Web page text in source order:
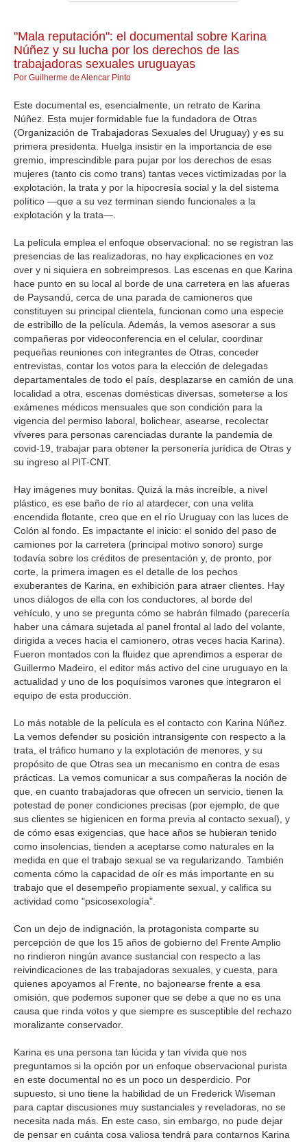
"Mala reputación": el documental sobre Karina
Núñez y su lucha por los derechos de las
trabajadoras sexuales uruguayas
Por Guilherme de Alencar Pinto
Este documental es, esencialmente, un retrato de Karina
Núñez. Esta mujer formidable fue la fundadora de Otras
(Organización de Trabajadoras Sexuales del Uruguay) y es su
primera presidenta. Huelga insistir en la importancia de ese
gremio, imprescindible para pujar por los derechos de esas
mujeres (tanto cis como trans) tantas veces victimizadas por la
explotación, la trata y por la hipocresía social y la del sistema
político —que a su vez terminan siendo funcionales a la
explotación y la trata—.
La película emplea el enfoque observacional: no se registran las
presencias de las realizadoras, no hay explicaciones en voz
over y ni siquiera en sobreimpresos. Las escenas en que Karina
hace punto en su local al borde de una carretera en las afueras
de Paysandú, cerca de una parada de camioneros que
constituyen su principal clientela, funcionan como una especie
de estribillo de la película. Además, la vemos asesorar a sus
compañeras por videoconferencia en el celular, coordinar
pequeñas reuniones con integrantes de Otras, conceder
entrevistas, contar los votos para la elección de delegadas
departamentales de todo el país, desplazarse en camión de una
localidad a otra, escenas domésticas diversas, someterse a los
exámenes médicos mensuales que son condición para la
vigencia del permiso laboral, bolichear, asearse, recolectar
víveres para personas carenciadas durante la pandemia de
covid-19, trabajar para obtener la personería jurídica de Otras y
su ingreso al PIT-CNT.
Hay imágenes muy bonitas. Quizá la más increíble, a nivel
plástico, es ese baño de río al atardecer, con una velita
encendida flotante, creo que en el río Uruguay con las luces de
Colón al fondo. Es impactante el inicio: el sonido del paso de
camiones por la carretera (principal motivo sonoro) surge
todavía sobre los créditos de presentación y, de pronto, por
corte, la primera imagen es el detalle de los pechos
exuberantes de Karina, en exhibición para atraer clientes. Hay
unos diálogos de ella con los conductores, al borde del
vehículo, y uno se pregunta cómo se habrán filmado (parecería
haber una cámara sujetada al panel frontal al lado del volante,
dirigida a veces hacia el camionero, otras veces hacia Karina).
Fueron montados con la fluidez que aprendimos a esperar de
Guillermo Madeiro, el editor más activo del cine uruguayo en la
actualidad y uno de los poquísimos varones que integraron el
equipo de esta producción.
Lo más notable de la película es el contacto con Karina Núñez.
La vemos defender su posición intransigente con respecto a la
trata, el tráfico humano y la explotación de menores, y su
propósito de que Otras sea un mecanismo en contra de esas
prácticas. La vemos comunicar a sus compañeras la noción de
que, en cuanto trabajadoras que ofrecen un servicio, tienen la
potestad de poner condiciones precisas (por ejemplo, de que
sus clientes se higienicen en forma previa al contacto sexual), y
de cómo esas exigencias, que hace años se hubieran tenido
como insolencias, tienden a aceptarse como naturales en la
medida en que el trabajo sexual se va regularizando. También
comenta cómo la capacidad de oír es más importante en su
trabajo que el desempeño propiamente sexual, y califica su
actividad como "psicosexología".
Con un dejo de indignación, la protagonista comparte su
percepción de que los 15 años de gobierno del Frente Amplio
no rindieron ningún avance sustancial con respecto a las
reivindicaciones de las trabajadoras sexuales, y cuesta, para
quienes apoyamos al Frente, no bajonearse frente a esa
omisión, que podemos suponer que se debe a que no es una
causa que rinda votos y que siempre es susceptible del rechazo
moralizante conservador.
Karina es una persona tan lúcida y tan vívida que nos
preguntamos si la opción por un enfoque observacional purista
en este documental no es un poco un desperdicio. Por
supuesto, si uno tiene la habilidad de un Frederick Wiseman
para captar discusiones muy sustanciales y reveladoras, no se
necesita nada más. En este caso, sin embargo, no pude dejar
de pensar en cuánta cosa valiosa tendrá para contarnos Karina